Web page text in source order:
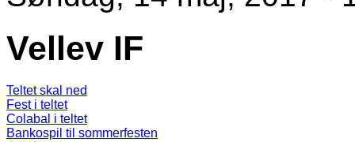
Vellev IF
Teltet skal ned
Fest i teltet
Colabal i teltet
Bankospil til sommerfesten